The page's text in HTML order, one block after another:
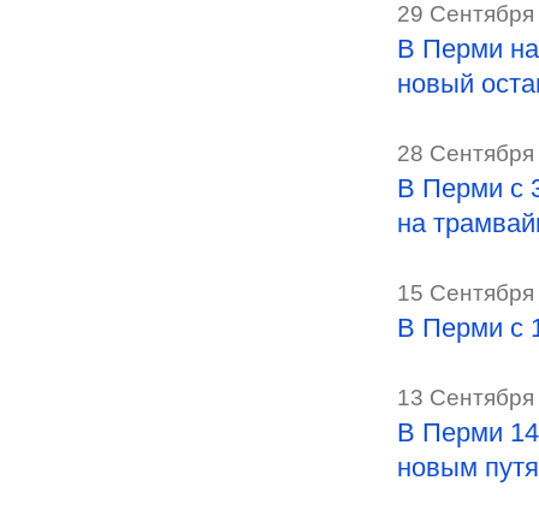
29 Сентября
В Перми на
новый
28 Сентября
В Перми с
на
15 Сентября
В Перми с
13 Сентября
В Перми 14
новым